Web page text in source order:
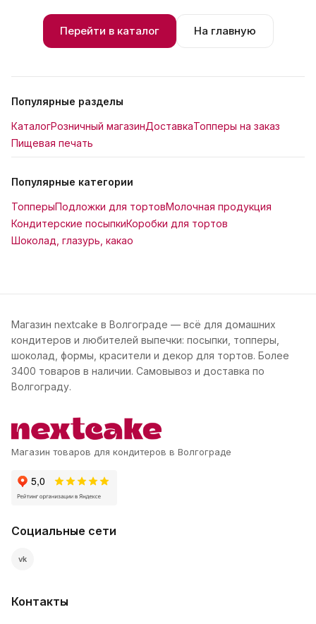
Перейти в каталог На главную
Популярные разделы
КаталогРозничный магазинДоставкаТопперы на заказ
Пищевая печать
Популярные категории
ТопперыПодложки для тортовМолочная продукция
Кондитерские посыпкиКоробки для тортов
Шоколад, глазурь, какао
Магазин nextcake в Волгограде — всё для домашних
кондитеров и любителей выпечки: посыпки, топперы,
шоколад, формы, красители и декор для тортов. Более
3400 товаров в наличии. Самовывоз и доставка по
Волгограду.
Магазин товаров для кондитеров в Волгограде
Социальные сети
vk
Контакты